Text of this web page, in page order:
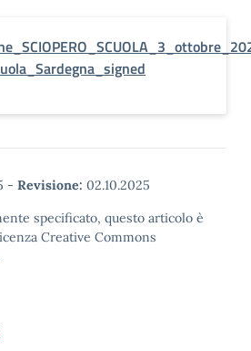
- Revisione: 02.10.2025
specificato, questo articolo è
Creative Commons